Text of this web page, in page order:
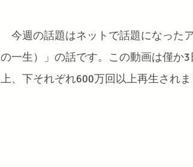
今週の話題はネットで話題になった
の一生）」の話です。この動画は僅か
上、下それぞれ600万回以上再生されま